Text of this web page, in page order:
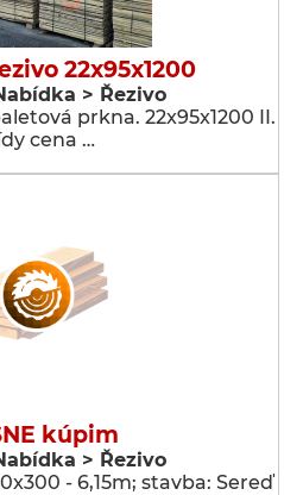
22x95x1200
> Řezivo
prkna. 22x95x1200 II.
cena …
kúpim
> Řezivo
- 6,15m; stavba: Sereď